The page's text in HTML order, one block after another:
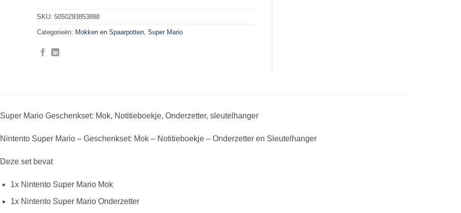
SKU: 5050293853888
Categorieën: Mokken en Spaarpotten Super Mario
Super Mario Geschenkset: Mok, Notitieboekje, Onderzetter, sleutelhanger
Nintento Super Mario – Geschenkset: Mok – Notitieboekje – Onderzetter en Sleutelhanger
Deze set bevat
1x Nintento Super Mario Mok
1x Nintento Super Mario Onderzetter